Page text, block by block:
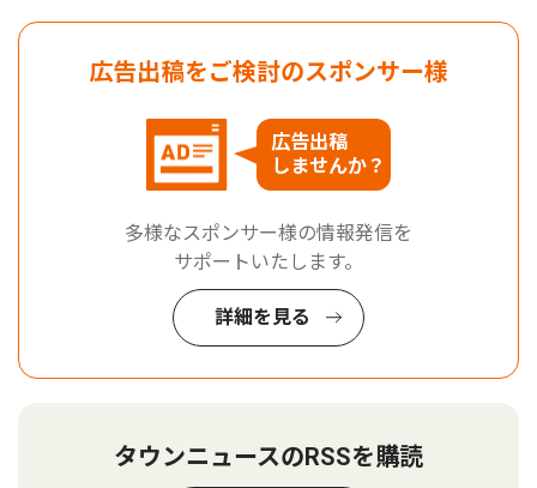
広告出稿をご検討のスポンサー様
広告出稿
しませんか？
多様なスポンサー様の情報発信を
サポートいたします。
詳細を見る
タウンニュースのRSSを購読